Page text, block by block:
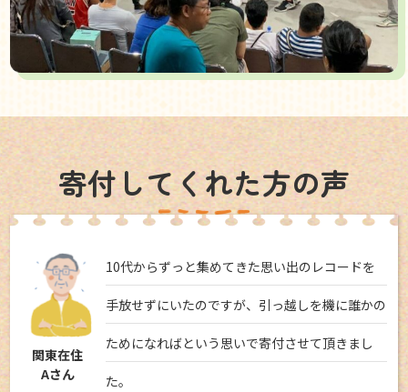
寄付してくれた方の声
関東在住
Aさん
10代からずっと集めてきた思い出のレコードを
手放せずにいたのですが、引っ越しを機に誰かの
ためになればという思いで寄付させて頂きまし
た。